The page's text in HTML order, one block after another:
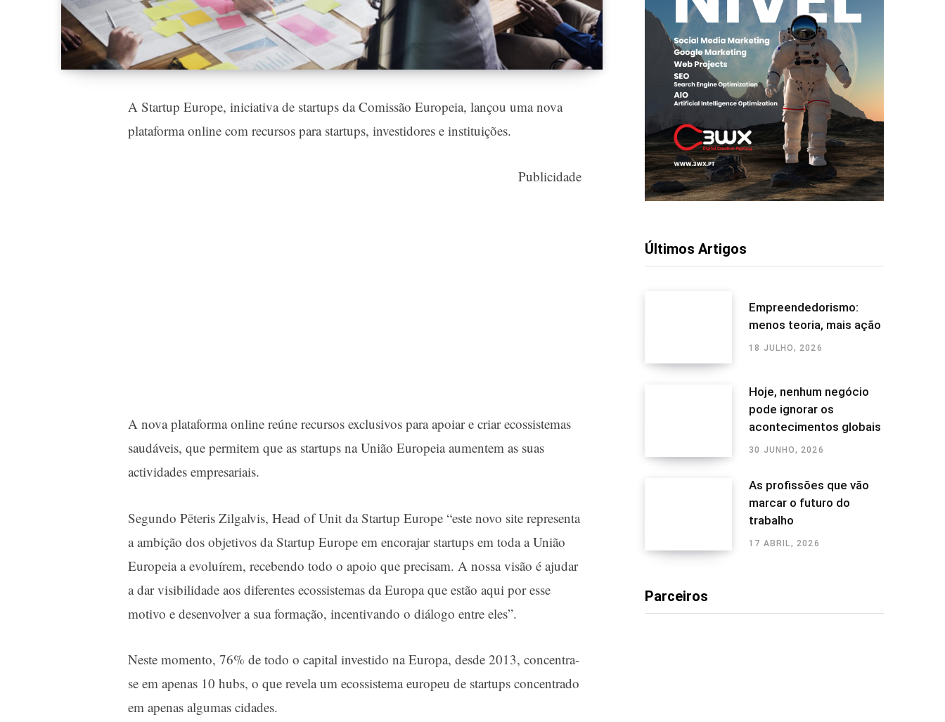
A Startup Europe, iniciativa de startups da Comissão Europeia, lançou uma nova
plataforma online com recursos para startups, investidores e instituições.
Publicidade
A nova plataforma onlinereúne recursos exclusivos para apoiar e criar ecossistemas
saudáveis, que permitem que as startups na União Europeia aumentem as suas
actividades empresariais.
Segundo Pēteris Zilgalvis, Head of Unit daStartup Europe“este novo site representa
a ambição dos objetivos da Startup Europe em encorajar startups em toda a União
Europeia a evoluírem, recebendo todo o apoio que precisam. A nossa visão é ajudar
a dar visibilidade aos diferentes ecossistemas da Europa que estão aqui por esse
motivo e desenvolver a sua formação, incentivando o diálogo entre eles”.
Neste momento, 76% de todo o capital investido na Europa, desde 2013, concentra-
se em apenas 10 hubs, o que revela um ecossistema europeu de startups concentrado
em apenas algumas cidades.
Últimos Artigos
Empreendedorismo:
menos teoria, mais ação
18 JULHO, 2026
Hoje, nenhum negócio
pode ignorar os
acontecimentos globais
30 JUNHO, 2026
As profissões que vão
marcar o futuro do
trabalho
17 ABRIL, 2026
Parceiros